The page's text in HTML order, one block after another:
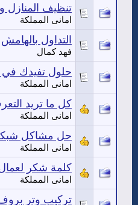
تنظيف المنازل
امانى المملكة
التداول بالهامش
فهد كمال
حلول تفيدك في
امانى المملكة
كل ما تريد
امانى المملكة
حل مشاكل
امانى المملكة
كلمة شكر
امانى المملكة
تركيب وتر